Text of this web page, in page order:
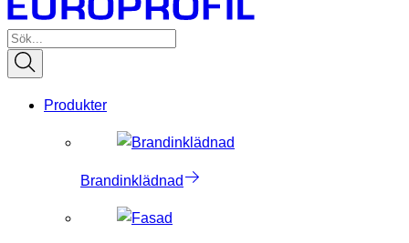
Produkter
Brandinklädnad